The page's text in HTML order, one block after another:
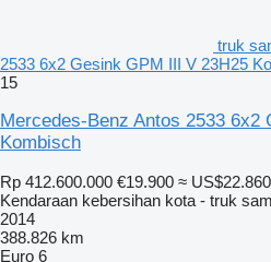
truk
2533 6x2 Gesink GPM III V 23H25
15
Mercedes-Benz Antos 2533 6x2
Kombisch
Rp 412.600.000 €19.900 ≈ US$22.860
Kendaraan kebersihan kota - truk
2014
388.826 km
Euro 6